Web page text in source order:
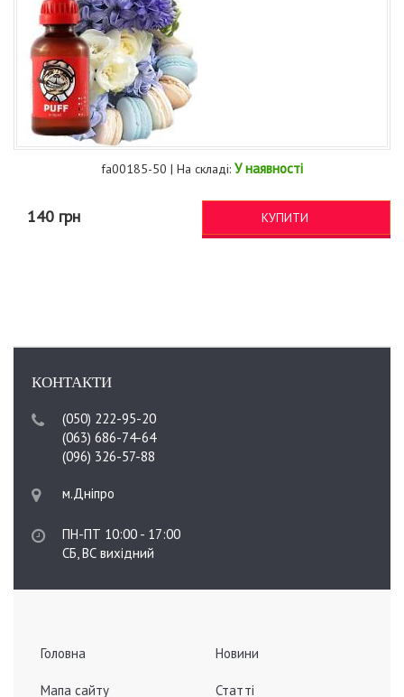
fa00185-50 | На складі: У наявності
140 грн КУПИТИ
КОНТАКТИ
(050) 222-95-20
(063) 686-74-64
(096) 326-57-88
м.Дніпро
ПН-ПТ 10:00 - 17:00
СБ, ВС вихідний
Головна
Мапа сайту
Новини
Статті